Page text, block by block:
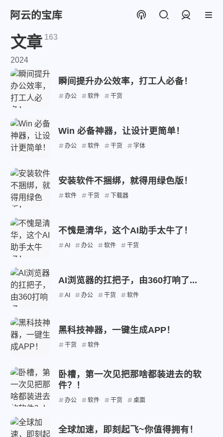
阿云的宝库
文章 163
2024
瞬间提升办公效率，打工人必备！
办公 软件 干货
Win 必备神器，让设计更简单！
办公 软件 干货 字体
安装软件不捆绑，就得用绿色版！
软件 干货 下载器
不愧是清华，这个AI助手太牛了！
AI 办公 软件 干货
AI浏览器的扛把子，由360打响了...
AI 办公 干货 软件
黑科技神器，一键生成APP！
干货 软件
卧槽，第一次见把那啥都装进去的软
件？！
办公 软件 干货 桌面
全球加速，即刻起飞~你值得拥有！